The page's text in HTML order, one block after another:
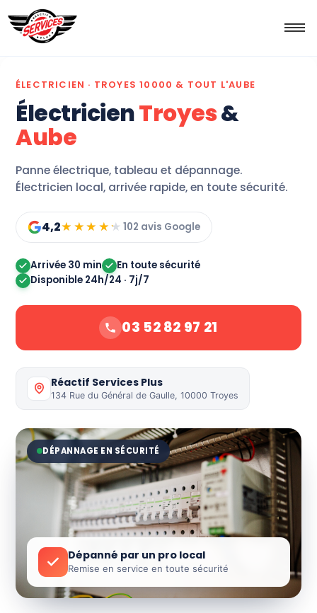
ÉLECTRICIEN · TROYES 10000 & TOUT L'AUBE
ÉlectricienTroyes&
Aube
Panne électrique, tableau et dépannage.
Électricien local, arrivée rapide, en toute sécurité.
4,2★★★★★
★★★★★ 102 avis Google
Arrivée 30 min
En toute sécurité
Disponible 24h/24 · 7j/7
03 52 82 97 21
Réactif Services Plus
134 Rue du Général de Gaulle, 10000 Troyes
DÉPANNAGE EN SÉCURITÉ
Dépanné par un pro local
Remise en service en toute sécurité